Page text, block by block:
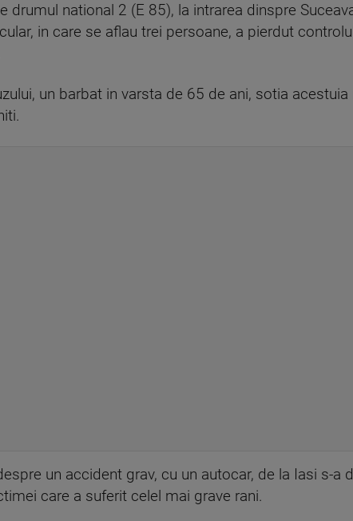
national 2 (E 85), la intrarea dinspre
in care se aflau trei persoane, a pierdut
un barbat in varsta de 65 de ani, sotia acestuia
un accident grav, cu un autocar, de la Iasi s-a
care a suferit celel mai grave rani.